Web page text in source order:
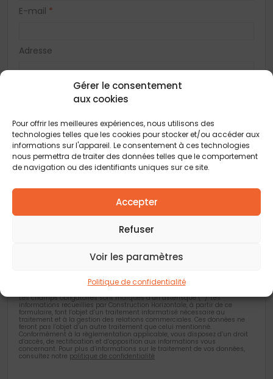
Gérer le consentement
aux cookies
Pour offrir les meilleures expériences, nous utilisons des
technologies telles que les cookies pour stocker et/ou accéder aux
informations sur l'appareil. Le consentement à ces technologies
nous permettra de traiter des données telles que le comportement
de navigation ou des identifiants uniques sur ce site.
Accepter
Refuser
Voir les paramètres
Politique de confidentialité
E-mail *
Adresse
*
Ville*
Les champs obligatoires sont marqués d’un astérisque (*). Les
informations recueillies par Construction Horizontale, à partir de ce
formulaire, font l’objet d’un traitement informatisé nécessaire au
traitement et à la gestion des relations commerciales. Ces données ne
feront pas l’objet d’un autre traitement que celui mentionné.
Conformément à la règlementation applicable, vous disposez d’un droit
d’accès, de rectification et d’opposition aux informations vous
concernant. Pour plus d’informations sur le traitement de vos données,
consultez notre politique de confidentialité